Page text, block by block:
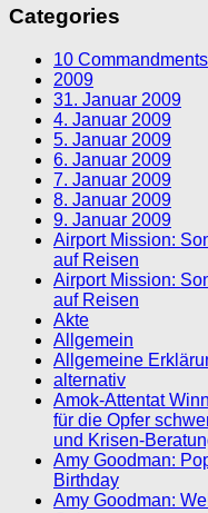
Categories
10 Commandments
2009
31. Januar 2009
4. Januar 2009
5. Januar 2009
6. Januar 2009
7. Januar 2009
8. Januar 2009
9. Januar 2009
Airport Mission:
auf Reisen
Airport Mission:
auf Reisen
Akte
Allgemein
Allgemeine
alternativ
Amok-Attentat
für die Opfer
und Krisen-
Amy Goodman:
Birthday
Amy Goodman: